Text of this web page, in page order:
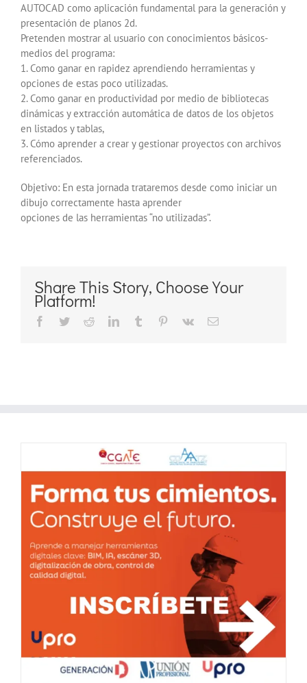
AUTOCAD como aplicación fundamental para la generación y
presentación de planos 2d.
Pretenden mostrar al usuario con conocimientos básicos-
medios del programa:
1. Como ganar en rapidez aprendiendo herramientas y
opciones de estas poco utilizadas.
2. Como ganar en productividad por medio de bibliotecas
dinámicas y extracción automática de datos de los objetos
en listados y tablas,
3. Cómo aprender a crear y gestionar proyectos con archivos
referenciados.
Objetivo: En esta jornada trataremos desde como iniciar un
dibujo correctamente hasta aprender
opciones de las herramientas “no utilizadas”.
Share This Story, Choose Your
Platform!
Facebook
TwitterRedditLinkedInTumblr Pinterest
Vk
Correo